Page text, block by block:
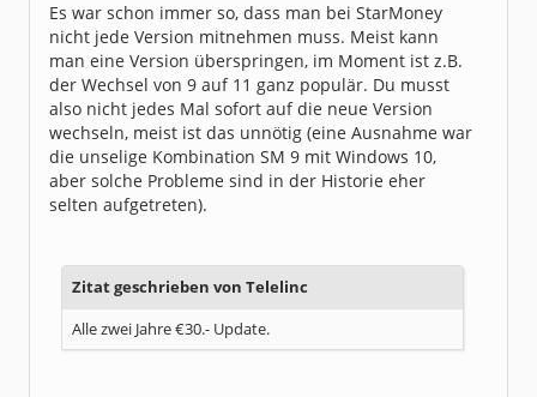
Es war schon immer so, dass man bei StarMoney
nicht jede Version mitnehmen muss. Meist kann
man eine Version überspringen, im Moment ist z.B.
der Wechsel von 9 auf 11 ganz populär. Du musst
also nicht jedes Mal sofort auf die neue Version
wechseln, meist ist das unnötig (eine Ausnahme war
die unselige Kombination SM 9 mit Windows 10,
aber solche Probleme sind in der Historie eher
selten aufgetreten).
Zitat geschrieben von Telelinc
Alle zwei Jahre €30.- Update.